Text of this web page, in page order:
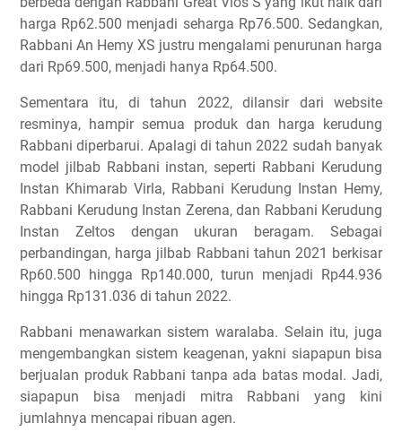
harga Rp62.500 menjadi seharga Rp76.500. Sedangkan,
Rabbani An Hemy XS justru mengalami penurunan harga
dari Rp69.500, menjadi hanya Rp64.500.
Sementara itu, di tahun 2022, dilansir dari website
resminya, hampir semua produk dan harga kerudung
Rabbani diperbarui. Apalagi di tahun 2022 sudah banyak
model jilbab Rabbani instan, seperti Rabbani Kerudung
Instan Khimarab Virla, Rabbani Kerudung Instan Hemy,
Rabbani Kerudung Instan Zerena, dan Rabbani Kerudung
Instan Zeltos dengan ukuran beragam. Sebagai
perbandingan, harga jilbab Rabbani tahun 2021 berkisar
Rp60.500 hingga Rp140.000, turun menjadi Rp44.936
hingga Rp131.036 di tahun 2022.
Rabbani menawarkan sistem waralaba. Selain itu, juga
mengembangkan sistem keagenan, yakni siapapun bisa
berjualan produk Rabbani tanpa ada batas modal. Jadi,
siapapun bisa menjadi mitra Rabbani yang kini
jumlahnya mencapai ribuan agen.